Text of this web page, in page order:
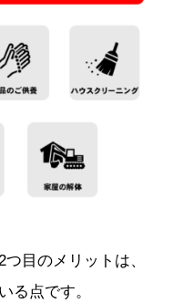
目のメリットは、
る点です。